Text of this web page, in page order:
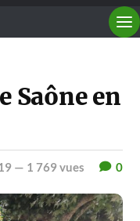
Saône en
— 1 769 vues 0